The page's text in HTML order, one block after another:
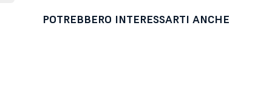
POTREBBERO INTERESSARTI ANCHE